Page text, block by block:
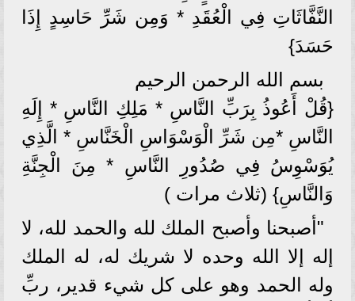
النَّفَّاثَاتِ فِي الْعُقَدِ * وَمِن شَرِّ حَاسِدٍ إِذَا
حَسَدَ}
بسم الله الرحمن الرحيم
{قُلْ أَعُوذُ بِرَبِّ النَّاسِ * مَلِكِ النَّاسِ * إِلَهِ
النَّاسِ *مِن شَرِّ الْوَسْوَاسِ الْخَنَّاسِ * الَّذِي
يُوَسْوِسُ فِي صُدُورِ النَّاسِ * مِنَ الْجِنَّةِ
وَالنَّاسِ} (ثلاث مرات )
"أصبحنا وأصبح الملك لله والحمد لله، لا
إله إلا الله وحده لا شريك له، له الملك
وله الحمد وهو على كل شيء قدير، ربِّ